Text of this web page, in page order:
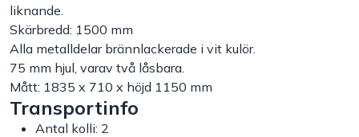
Plåtbyte
Monin
Handla efter bransch
liknande.
Skärbredd: 1500 mm
Alla metalldelar brännlackerade i vit kulör.
75 mm hjul, varav två låsbara.
Mått: 1835 x 710 x höjd 1150 mm
Transportinfo
Antal kolli: 2